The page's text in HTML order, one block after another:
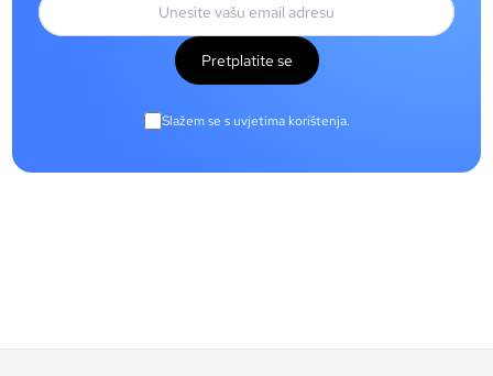
Pretplatite se
Slažem se s uvjetima korištenja.